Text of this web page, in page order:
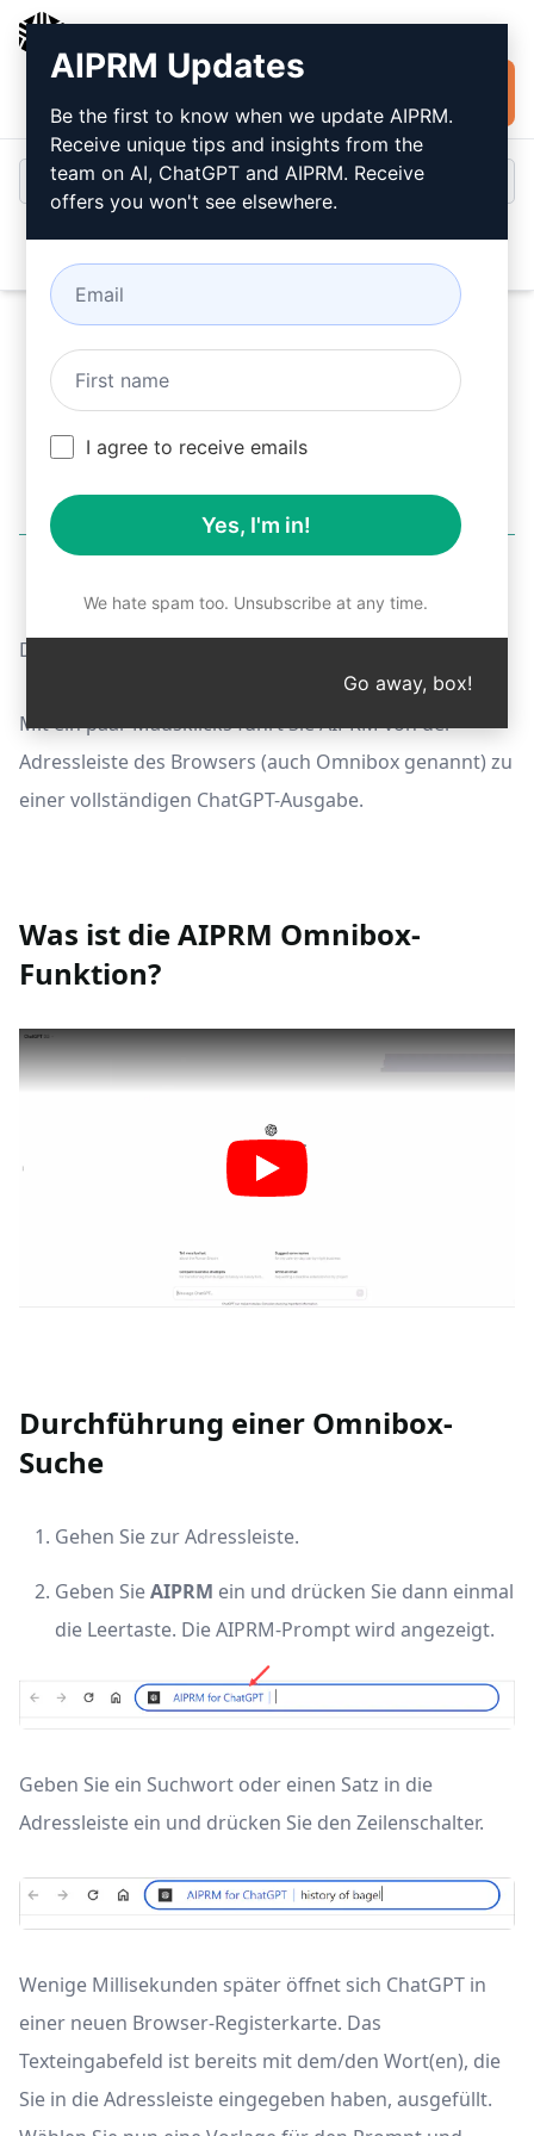
installieren
AIPRM in der Omnibox
Home / Anleitungen / Holen Sie sich die Grundlagen
Der schnellste Weg, ChatGPT-Prompts zu erzeugen.
Mit ein paar Mausklicks führt Sie AIPRM von der
Adressleiste des Browsers (auch Omnibox genannt) zu
einer vollständigen ChatGPT-Ausgabe.
Was ist die AIPRM Omnibox-
Funktion?
Durchführung einer Omnibox-
Suche
Gehen Sie zur Adressleiste.
Geben SieAIPRM ein und drücken Sie dann einmal
die Leertaste. Die AIPRM-Prompt wird angezeigt.
Geben Sie ein Suchwort oder einen Satz in die
Adressleiste ein und drücken Sie den Zeilenschalter.
Wenige Millisekunden später öffnet sich ChatGPT in
einer neuen Browser-Registerkarte. Das
Texteingabefeld ist bereits mit dem/den Wort(en), die
Sie in die Adressleiste eingegeben haben, ausgefüllt.
AIPRM Updates
Be the first to know when we update AIPRM.
Receive unique tips and insights from the
team on AI, ChatGPT and AIPRM. Receive
offers you won't see elsewhere.
I agree to receive emails
Yes, I'm in!
We hate spam too. Unsubscribe at any time.
Go away, box!